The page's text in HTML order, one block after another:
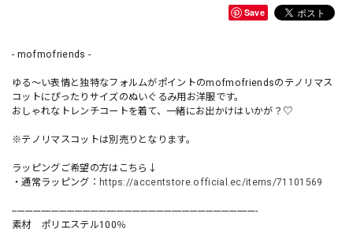
Save
- mofmofriends -
ゆる〜い表情と独特なフォルムがポイントのmofmofriendsのテノリマス
コットにぴったりサイズのぬいぐるみ用お洋服です。
おしゃれなトレンチコートを着て、一緒にお出かけはいかが？♡
※テノリマスコットは別売りとなります。
ラッピングご希望の方はこちら↓
・通常ラッピング： https://accentstore.official.ec/items/71101569
----------------------------------------------------------------------------------------------
素材 ポリエステル100％